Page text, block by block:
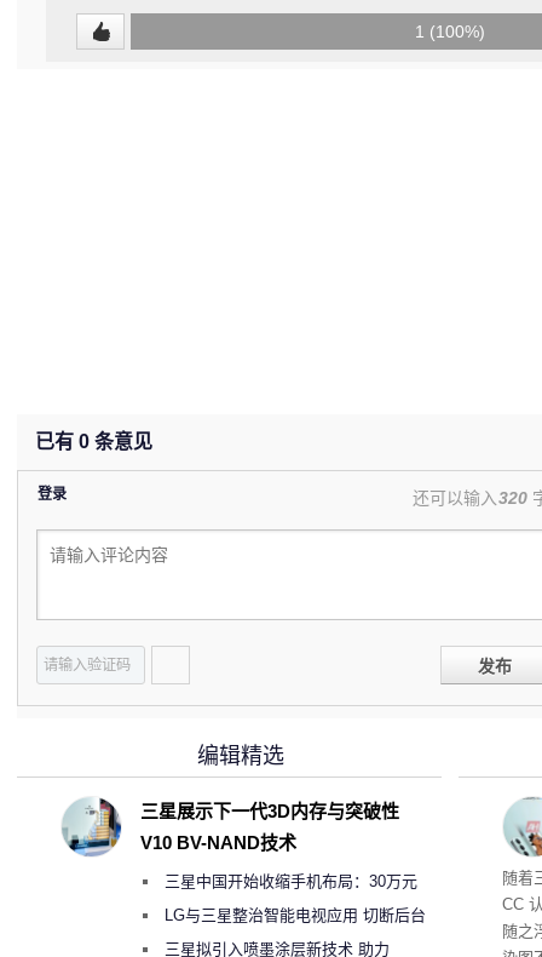
1 (100%)
已有 0 条意见
登录 还可以输入320
发布
随着
CC
随之
编辑精选
三星展示下一代3D内存与突破性
V10 BV-NAND技术
三星中国开始收缩手机布局：30万元
月销售额不达标门店 将被逐步清退
LG与三星整治智能电视应用 切断后台
偷偷共享带宽的违规行为
三星拟引入喷墨涂层新技术 助力